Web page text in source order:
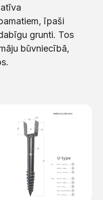
īpaši
grunti. Tos
būvniecībā,